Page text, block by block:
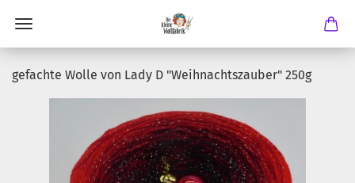
gefachte Wolle von Lady D "Weihnachtszauber" 250g